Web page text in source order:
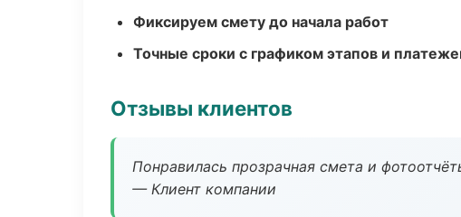
Фиксируем смету до начала работ
Точные сроки с графиком этапов и
Отзывы клиентов
Понравилась прозрачная смета и
— Клиент компании